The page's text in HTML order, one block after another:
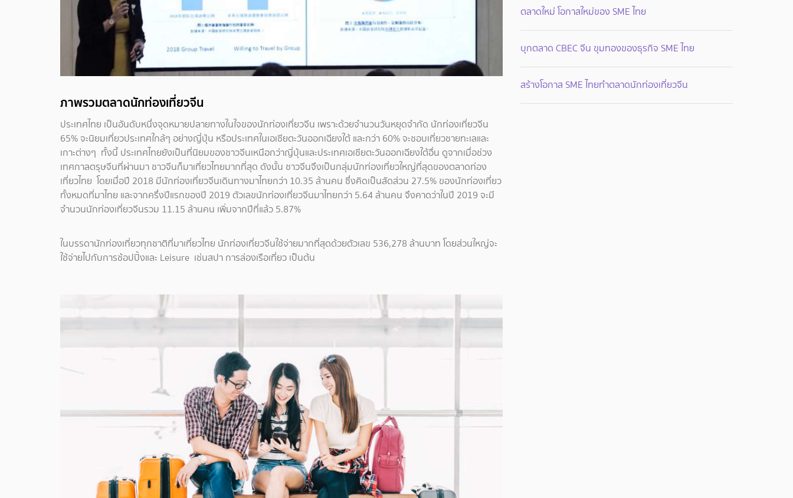
ภาพรวมตลาดนักท่องเที่ยวจีน
ประเทศไทย เป็นอันดับหนึ่งจุดหมายปลายทางในใจของนักท่องเที่ยวจีน เพราะด้วยจำนวนวันหยุดจำกัด นักท่องเที่ยวจีน
65% จะนิยมเที่ยวประเทศใกล้ๆ อย่างญี่ปุ่น หรือประเทศในเอเชียตะวันออกเฉียงใต้ และกว่า 60% จะชอบเที่ยวชายทะเลและ
เกาะต่างๆ ทั้งนี้ ประเทศไทยยังเป็นที่นิยมของชาวจีนเหนือกว่าญี่ปุ่นและประเทศเอเชียตะวันออกเฉียงใต้อื่น ดูจากเมื่อช่วง
เทศกาลตรุษจีนที่ผ่านมา ชาวจีนก็มาเที่ยวไทยมากที่สุด ดังนั้น ชาวจีนจึงเป็นกลุ่มนักท่องเที่ยวใหญ่ที่สุดของตลาดท่อง
เที่ยวไทย โดยเมื่อปี 2018 มีนักท่องเที่ยวจีนเดินทางมาไทยกว่า 10.35 ล้านคน ซึ่งคิดเป็นสัดส่วน 27.5% ของนักท่องเที่ยว
ทั้งหมดที่มาไทย และจากครึ่งปีแรกของปี 2019 ตัวเลขนักท่องเที่ยวจีนมาไทยกว่า 5.64 ล้านคน จึงคาดว่าในปี 2019 จะมี
จำนวนนักท่องเที่ยวจีนรวม 11.15 ล้านคน เพิ่มจากปีที่แล้ว 5.87%
ในบรรดานักท่องเที่ยวทุกชาติที่มาเที่ยวไทย นักท่องเที่ยวจีนใช้จ่ายมากที่สุดด้วยตัวเลข 536,278 ล้านบาท โดยส่วนใหญ่จะ
ใช้จ่ายไปกับการช้อปปิ้งและ Leisure เช่นสปา การล่องเรือเที่ยว เป็นต้น
ตลาดใหม่ โอกาสใหม่ของ SME ไทย
บุกตลาด CBEC จีน ขุมทองของธุรกิจ SME ไทย
สร้างโอกาส SME ไทยทำตลาดนักท่องเที่ยวจีน